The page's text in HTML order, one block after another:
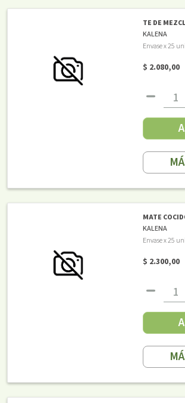
TE DE
KALENA
Envase x 25
$ 2.080,00
MATE
KALENA
Envase x 25
$ 2.300,00